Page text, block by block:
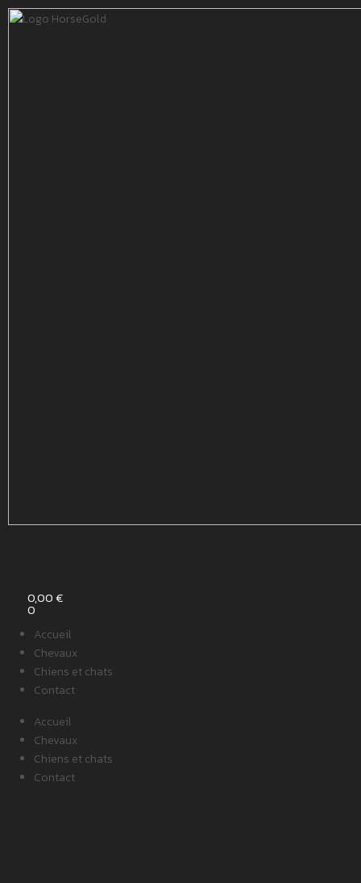
0,00€
0
Accueil
Chevaux
Chiens et chats
Contact
Accueil
Chevaux
Chiens et chats
Contact